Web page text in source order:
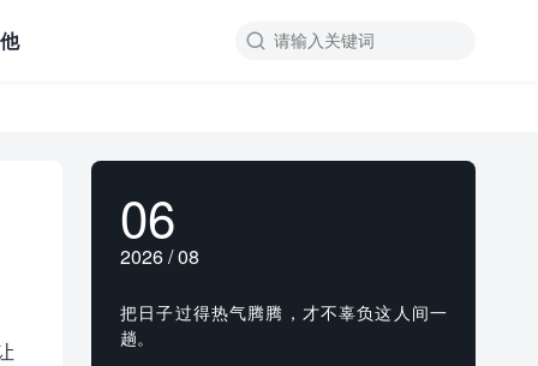

06
2026 / 08
把日子过得热气腾腾，才不辜负这人间一
趟。